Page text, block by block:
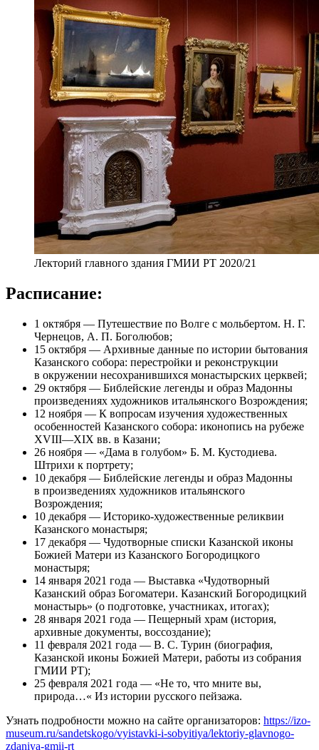
Лекторий главного здания ГМИИ РТ 2020/21
Расписание:
1 октября — Путешествие по Волге с мольбертом. Н. Г.
Чернецов, А. П. Боголюбов;
15 октября — Архивные данные по истории бытования
Казанского собора: перестройки и реконструкции
в окружении несохранившихся монастырских церквей;
29 октября — Библейские легенды и образ Мадонны
произведениях художников итальянского Возрождения;
12 ноября — К вопросам изучения художественных
особенностей Казанского собора: иконопись на рубеже
XVIII—XIX вв. в Казани;
26 ноября — «Дама в голубом» Б. М. Кустодиева.
Штрихи к портрету;
10 декабря — Библейские легенды и образ Мадонны
в произведениях художников итальянского
Возрождения;
10 декабря — Историко-художественные реликвии
Казанского монастыря;
17 декабря — Чудотворные списки Казанской иконы
Божией Матери из Казанского Богородицкого
монастыря;
14 января 2021 года — Выставка «Чудотворный
Казанский образ Богоматери. Казанский Богородицкий
монастырь» (о подготовке, участниках, итогах);
28 января 2021 года — Пещерный храм (история,
архивные документы, воссоздание);
11 февраля 2021 года — B. C. Турин (биография,
Казанской иконы Божией Матери, работы из собрания
ГМИИ РТ);
25 февраля 2021 года — «Не то, что мните вы,
природа…« Из истории русского пейзажа.
Узнать подробности можно на сайте организаторов: https://izo-
museum.ru/sandetskogo/vyistavki-i-sobyitiya/lektoriy-glavnogo-
zdaniya-gmii-rt